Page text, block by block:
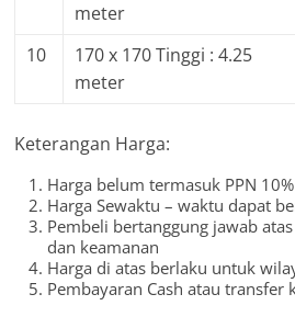
meter
10
170 x 170 Tinggi : 4.25
meter
Keterangan Harga:
Harga belum termasuk PPN 10%
Harga Sewaktu – waktu dapat
Pembeli bertanggung jawab
dan keamanan
Harga di atas berlaku untuk
Pembayaran Cash atau transfer